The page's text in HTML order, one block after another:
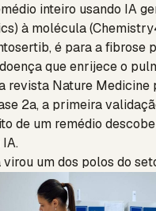
inteiro usando IA
à molécula
é para a fibrose
que enrijece o
revista Nature Medicine
2a, a primeira
de um remédio
virou um dos polos do